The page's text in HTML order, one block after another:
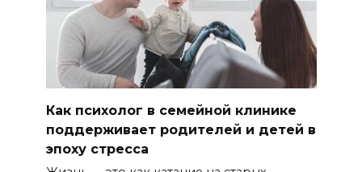
Как психолог в семейной клинике
поддерживает родителей и детей в
эпоху стресса